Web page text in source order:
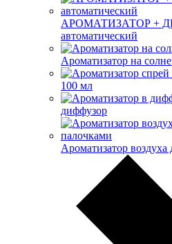
АРОМАТИЗАТОР +
автоматический
Ароматизатор на
100 мл
диффузор
Ароматизатор